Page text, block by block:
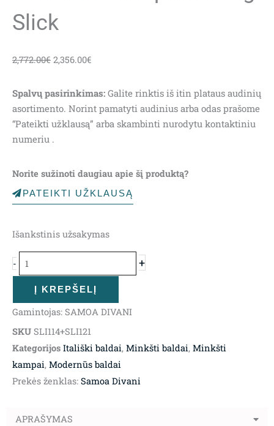
Slick
2,772.00€ price
2,772.00€.
2,356.00€
2,356.00€.
Spalvų pasirinkimas: Galite rinktis iš itin plataus audinių
asortimento. Norint pamatyti audinius arba odas prašome
“Pateikti užklausą” arba skambinti nurodytu kontaktiniu
numeriu .
Norite sužinoti daugiau apie šį produktą?
PATEIKTI UŽKLAUSĄ
Išankstinis užsakymas
-
kiekis:
Minkštas
kampas
Swing
Slick
+
Į KREPŠELĮ
Gamintojas: SAMOA DIVANI
SKU SLI114+SLI121
Kategorijos Itališki baldai, Minkšti baldai, Minkšti
kampai, Modernūs baldai
Prekės ženklas: Samoa Divani
APRAŠYMAS